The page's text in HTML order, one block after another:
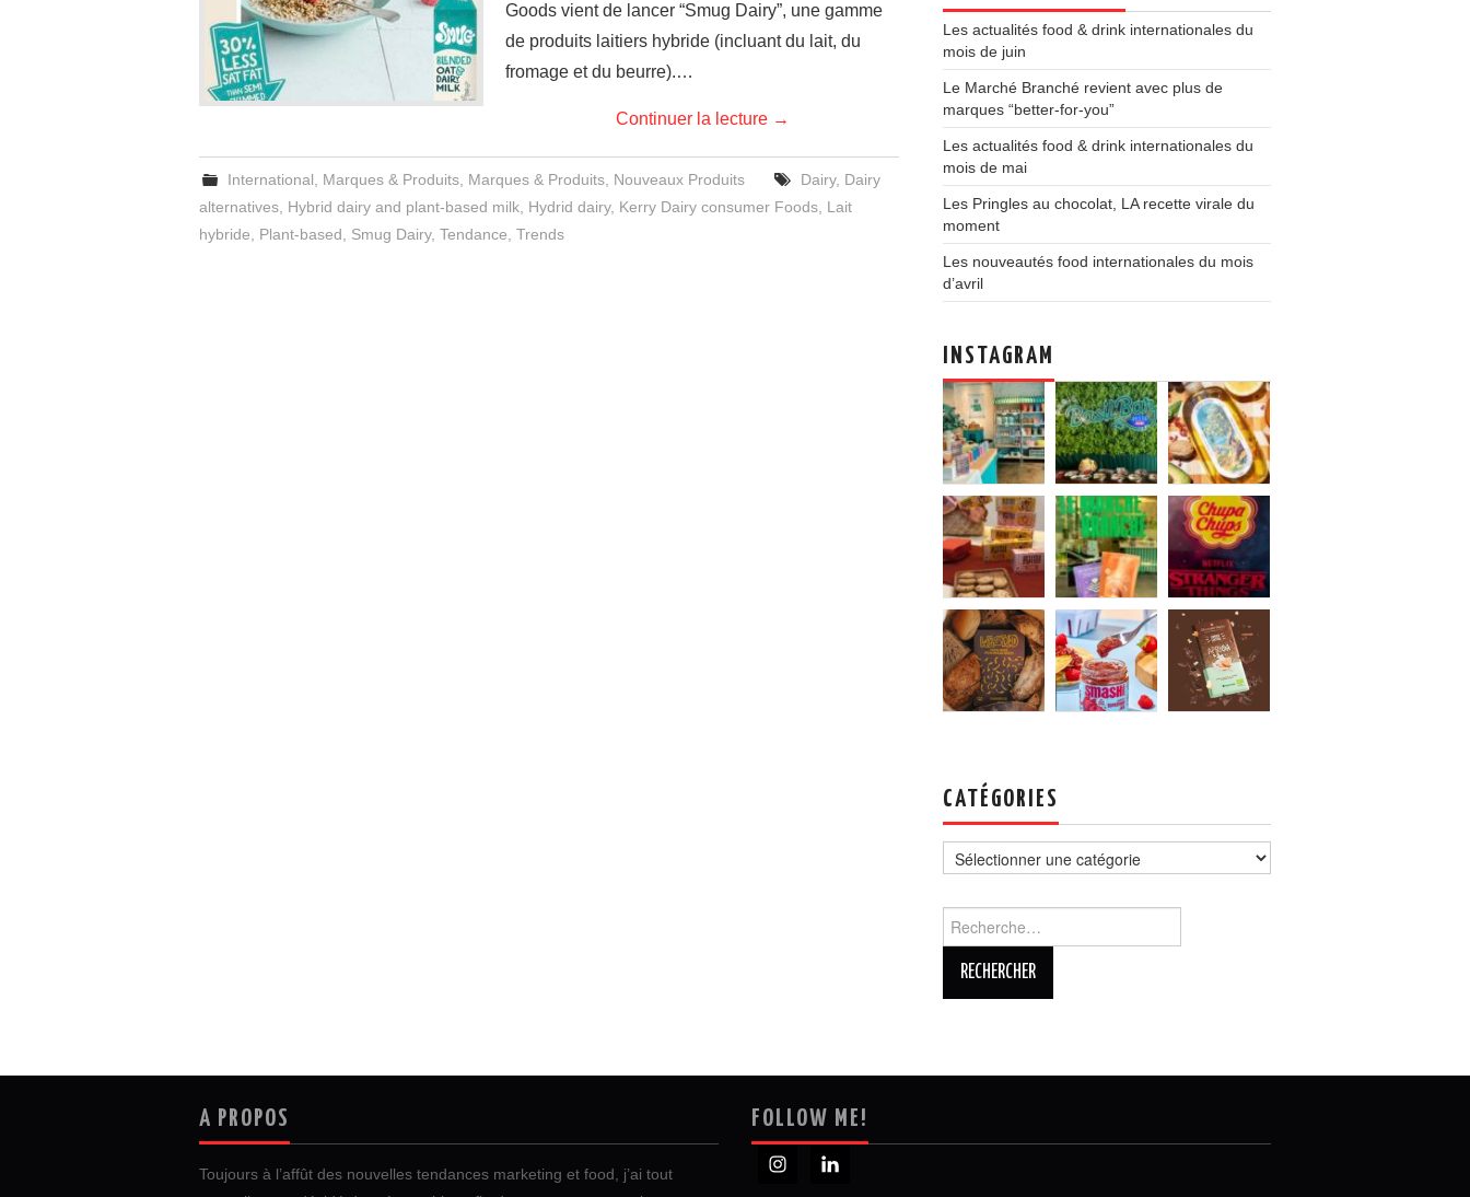
Goods vient de lancer “Smug Dairy”, une gamme
de produits laitiers hybride (incluant du lait, du
fromage et du beurre).…
Continuer la lecture →
International Marques & Produits Marques & Produits Nouveaux Produits Dairy, Dairy
alternatives Hybrid dairy and plant-based milk Hydrid dairy, Kerry Dairy consumer Foods Lait
hybride
Plant-based Smug Dairy, Tendance Trends
Les actualités food & drink internationales du
mois de juin
Le Marché Branché revient avec plus de
marques “better-for-you”
Les actualités food & drink internationales du
mois de mai
Les Pringles au chocolat, LA recette virale du
moment
Les nouveautés food internationales du mois
d’avril
INSTAGRAM
CATÉGORIES
A PROPOS
Toujours à l’affût des nouvelles tendances marketing et food, j’ai tout
FOLLOW ME!